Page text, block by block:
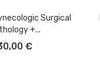
Surgical
+...
€